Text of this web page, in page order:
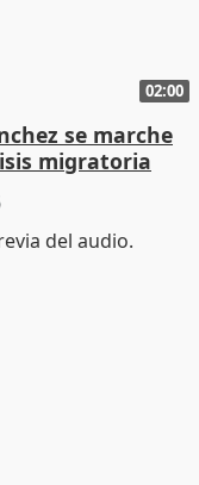
02:00
se marche
migratoria